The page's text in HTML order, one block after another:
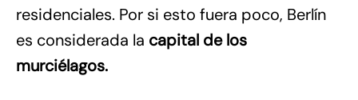
residenciales. Por si esto fuera poco, Berlín
es considerada la capital de los
murciélagos.